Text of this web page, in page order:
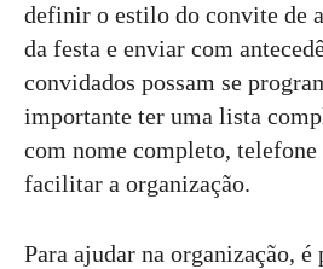
definir o estilo do convite de
da festa e enviar com
convidados possam se
importante ter uma lista
com nome completo, telefone
facilitar a organização.
Para ajudar na organização,